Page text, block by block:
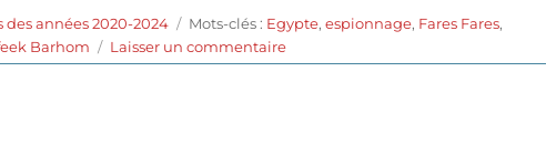
des années 2020-2024 Étiquettes
Mots-clés : Egypte,espionnage, Fares Fares,
Barhom Laisser un commentairesur
La